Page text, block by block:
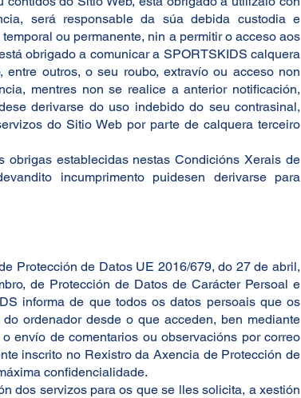
será responsable da súa debida custodia e
ou permanente, nin a permitir o acceso aos
obrigado a comunicar a SPORTSKIDS calquera
outros, o seu roubo, extravío ou acceso non
mentres non se realice a anterior notificación,
derivarse do uso indebido do seu contrasinal,
do Sitio Web por parte de calquera terceiro
establecidas nestas Condicións Xerais de
incumprimento puidesen derivarse para
Protección de Datos UE 2016/679, do 27 de abril,
de Protección de Datos de Carácter Persoal e
informa de que todos os datos persoais que os
ordenador desde o que acceden, ben mediante
envío de comentarios ou observacións por correo
inscrito no Rexistro da Axencia de Protección de
confidencialidade.
dos servizos para os que se lles solicita, a xestión